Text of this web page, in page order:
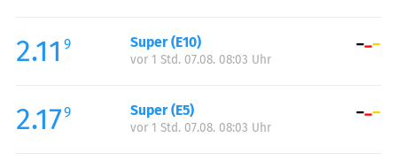
Samstag:
07:00-22:00
Sonntag:
2.11 9 Super (E10)
vor 1 Std. 07.08. 08:03 Uhr
2.179 Super (E5)
vor 1 Std. 07.08. 08:03 Uhr